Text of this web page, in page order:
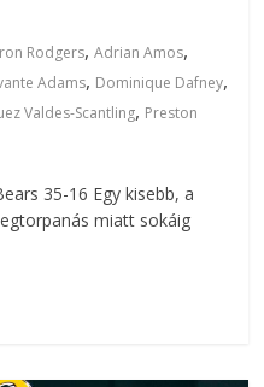
Rodgers,Adrian Amos,
Adams, Dominique Dafney,
Valdes-Scantling, Preston
35-16 Egy kisebb, a
miatt sokáig